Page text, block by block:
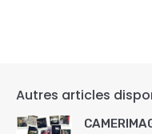
Autres articles